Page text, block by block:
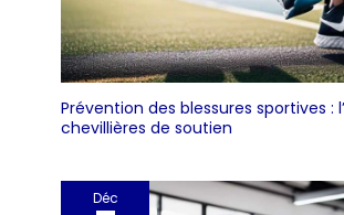
Prévention des blessures sportives :
chevillières de soutien
Déc